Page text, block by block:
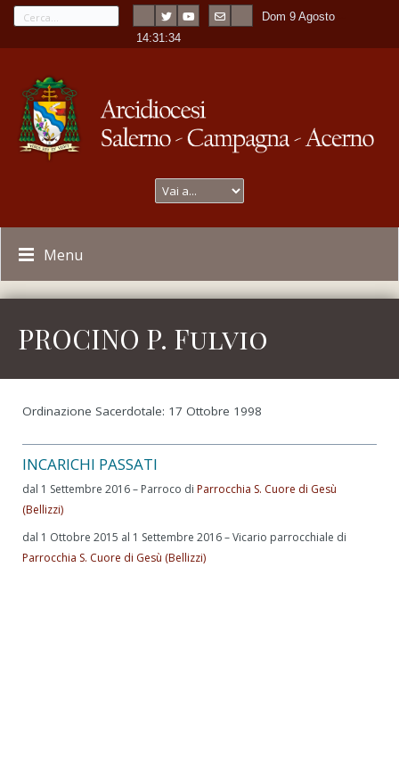
Dom 9 Agosto
14:31:34
Menu
PROCINO P. Fulvio
Ordinazione Sacerdotale: 17 Ottobre 1998
INCARICHI PASSATI
dal 1 Settembre 2016 – Parroco di Parrocchia S. Cuore di Gesù
(Bellizzi)
dal 1 Ottobre 2015 al 1 Settembre 2016 – Vicario parrocchiale di
Parrocchia S. Cuore di Gesù (Bellizzi)